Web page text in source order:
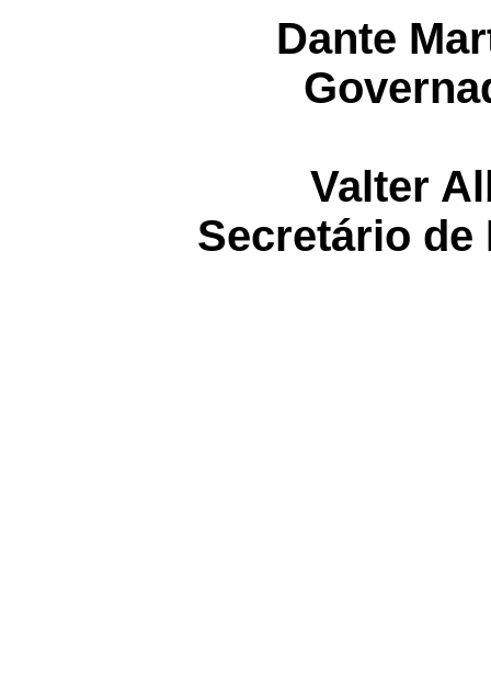
Dante
Valter
Secretário de